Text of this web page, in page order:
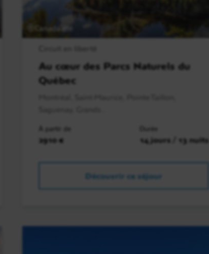
Canada été
Au cœur des Parcs Naturels du
Québec
À partir de
2910 €
Durée
14 jours / 13 nuits
Découvrir ce séjour